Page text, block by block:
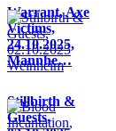
Warrant, Axe
Victims,
24.10.2025,
Mannhe…
Stillbirth &
Guests,